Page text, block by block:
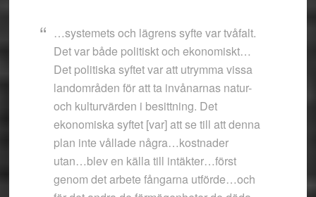
…systemets och lägrens syfte var tvåfalt.
Det var både politiskt och ekonomiskt…
Det politiska syftet var att utrymma vissa
landområden för att ta invånarnas natur-
och kulturvärden i besittning. Det
ekonomiska syftet [var] att se till att denna
plan inte vållade några…kostnader
utan…blev en källa till intäkter…först
genom det arbete fångarna utförde…och